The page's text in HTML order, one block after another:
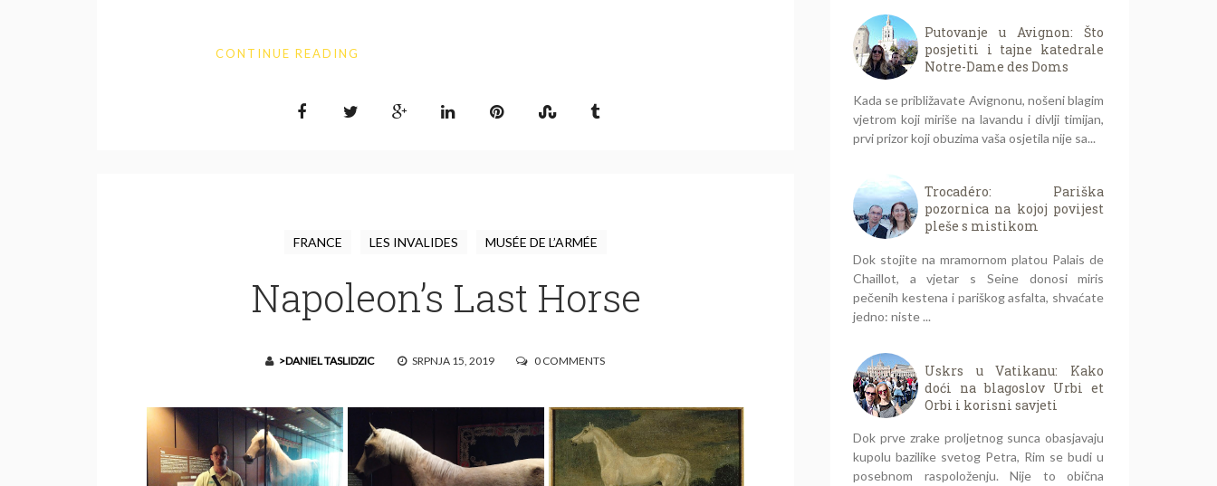
CONTINUE READING
FRANCE LES INVALIDES MUSÉE DE L’ARMÉE
Napoleon’s Last Horse
>DANIEL TASLIDZIC SRPNJA 15, 2019 0 COMMENTS
Putovanje u Avignon: Što
posjetiti i tajne katedrale
Notre-Dame des Doms
Kada se približavate Avignonu, nošeni blagim
vjetrom koji miriše na lavandu i divlji timijan,
prvi prizor koji obuzima vaša osjetila nije sa...
Trocadéro: Pariška
pozornica na kojoj povijest
pleše s mistikom
Dok stojite na mramornom platou Palais de
Chaillot, a vjetar s Seine donosi miris
pečenih kestena i pariškog asfalta, shvaćate
jedno: niste ...
Uskrs u Vatikanu: Kako
doći na blagoslov Urbi et
Orbi i korisni savjeti
Dok prve zrake proljetnog sunca obasjavaju
kupolu bazilike svetog Petra, Rim se budi u
posebnom raspoloženju. Nije to obična